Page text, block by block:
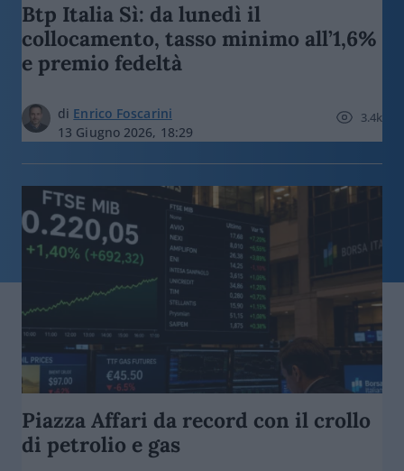
Btp Italia Sì: da lunedì il
collocamento, tasso minimo all’1,6%
e premio fedeltà
di Enrico Foscarini
13 Giugno 2026, 18:29
3.4k
Piazza Affari da record con il crollo
di petrolio e gas